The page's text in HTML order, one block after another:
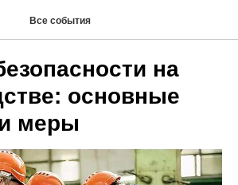
Все события
на
основные
меры